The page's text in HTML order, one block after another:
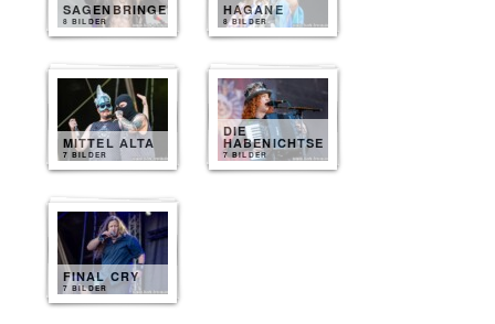
SAGENBRINGER
8 BILDER
HAGANE
8 BILDER
MITTEL ALTA
7 BILDER
DIE
HABENICHTSE
7 BILDER
FINAL CRY
7 BILDER